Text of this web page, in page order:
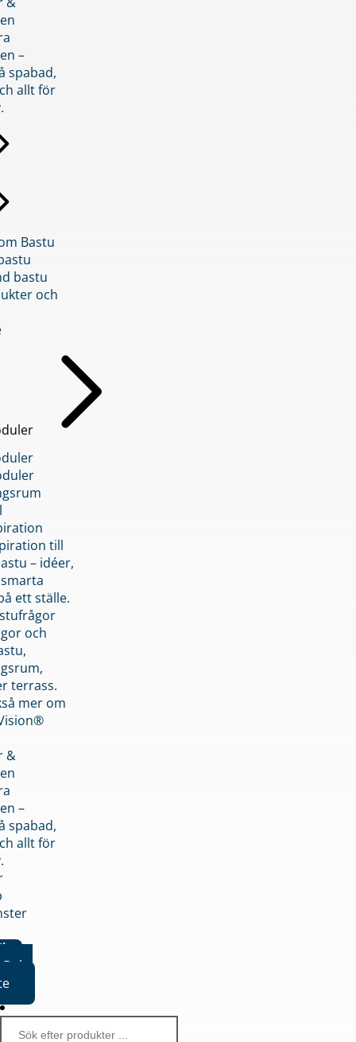
–
spabad,
allt för
Bastu
bastu
och
till
– idéer,
ett ställe.
och
terrass.
mer om
&
–
spabad,
allt för
Boka